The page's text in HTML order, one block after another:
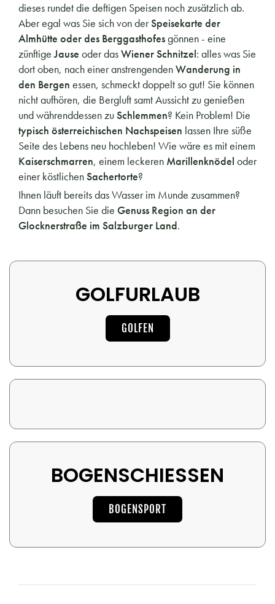
dieses rundet die deftigen Speisen noch zusätzlich ab.
Aber egal was Sie sich von derSpeisekarte der
Almhütte oder des Berggasthofesgönnen - eine
zünftige Jause oder dasWiener Schnitzel: alles was Sie
dort oben, nach einer anstrengendenWanderung in
den Bergen essen, schmeckt doppelt so gut! Sie können
nicht aufhören, die Bergluft samt Aussicht zu genießen
und währenddessen zuSchlemmen? Kein Problem! Die
typisch österreichischen Nachspeisen lassen Ihre süße
Seite des Lebens neu hochleben! Wie wäre es mit einem
Kaiserschmarren, einem leckeren Marillenknödel oder
einer köstlichenSachertorte?
Ihnen läuft bereits das Wasser im Munde zusammen?
Dann besuchen Sie die Genuss Region an der
Glocknerstraße im Salzburger Land.
GOLFURLAUB
GOLFEN
BOGENSCHIESSEN
BOGENSPORT